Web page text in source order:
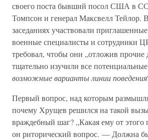
своего поста бывший посол США в
Томпсон и генерал Максвелл Тейлор.
заседаниях участвовали
военные специалисты и сотрудники
требовал, чтобы они „отложив прочие
тщательно изучили все
возможные варианты линии поведения
Первый вопрос, над которым
почему Хрущев решился на такой
враждебный шаг? „Какая ему от этого
он риторический вопрос. — Должна